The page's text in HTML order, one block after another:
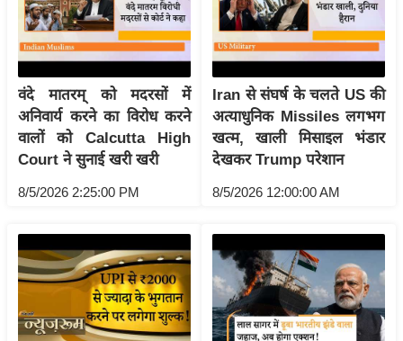
मी
क्षा
ध
र्म
ज्यो
ति
ष
प्र
म
हि
मा
ध
वंदे मातरम् को मदरसों में
अनिवार्य करने का विरोध करने
वालों को Calcutta High
Court ने सुनाई खरी खरी
8/5/2026 2:25:00 PM
Iran से संघर्ष के चलते US की
अत्याधुनिक Missiles लगभग
खत्म, खाली मिसाइल भंडार
देखकर Trump परेशान
8/5/2026 12:00:00 AM